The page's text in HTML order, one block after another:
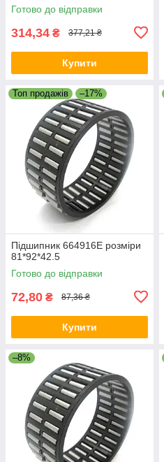
Готово до відправки
314,34 ₴ 377,21 ₴
Купити
Топ продажів –17%
Підшипник 664916Е розміри
81*92*42.5
Готово до відправки
72,80 ₴ 87,36 ₴
Купити
–8%